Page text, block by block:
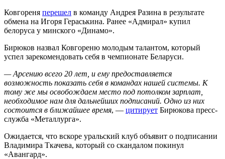
Ковгореня перешел в команду Андрея Разина в результате
обмена на Игоря Гераськина. Ранее «Адмирал» купил
белоруса у минского «Динамо».
Бирюков назвал Ковгореню молодым талантом, который
успел зарекомендовать себя в чемпионате Беларуси.
— Арсению всего 20 лет, и ему предоставляется
возможность показать себя в командах нашей системы. К
тому же мы освобождаем место под потолком зарплат,
необходимое нам для дальнейших подписаний. Одно из них
состоится в ближайшее время, — цитирует Бирюкова пресс-
служба «Металлурга».
Ожидается, что вскоре уральский клуб объявит о подписании
Владимира Ткачева, который со скандалом покинул
«Авангард».